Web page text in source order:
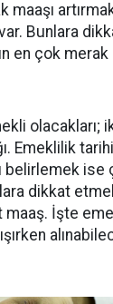
Bunlara
en çok
olacakları;
Emeklilik
ise
dikkat
İşte